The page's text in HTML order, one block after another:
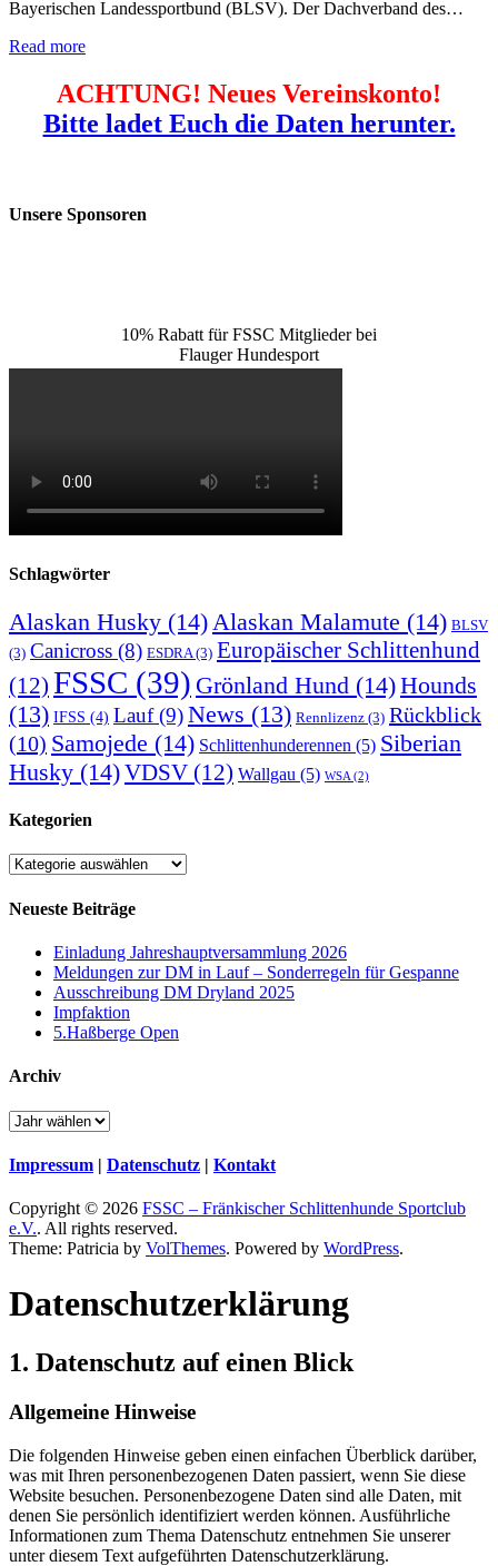
Bayerischen Landessportbund (BLSV). Der Dachverband des…
Read more
ACHTUNG! Neues Vereinskonto!
Bitte ladet Euch die Daten herunter.
Unsere Sponsoren
10% Rabatt für FSSC Mitglieder bei
Flauger Hundesport
Schlagwörter
Alaskan Husky (14) Alaskan Malamute (14) BLSV
(3) Canicross (8) ESDRA(3) Europäischer Schlittenhund
(12) FSSC (39) Grönland Hund (14)Hounds
(13) IFSS (4) Lauf(9)News (13) Rennlizenz (3) Rückblick
(10) Samojede (14) Schlittenhunderennen (5) Siberian
Husky (14)VDSV (12) Wallgau (5) WSA (2)
Kategorien
Kategorien
Neueste Beiträge
Einladung Jahreshauptversammlung 2026
Meldungen zur DM in Lauf – Sonderregeln für Gespanne
Ausschreibung DM Dryland 2025
Impfaktion
5.Haßberge Open
Archiv
Impressum | Datenschutz | Kontakt
Copyright © 2026 FSSC – Fränkischer Schlittenhunde Sportclub
e.V.. All rights reserved.
Theme: Patricia by VolThemes. Powered by WordPress.
Datenschutz­erklärung
1. Datenschutz auf einen Blick
Allgemeine Hinweise
Die folgenden Hinweise geben einen einfachen Überblick darüber,
was mit Ihren personenbezogenen Daten passiert, wenn Sie diese
Website besuchen. Personenbezogene Daten sind alle Daten, mit
denen Sie persönlich identifiziert werden können. Ausführliche
Informationen zum Thema Datenschutz entnehmen Sie unserer
unter diesem Text aufgeführten Datenschutzerklärung.